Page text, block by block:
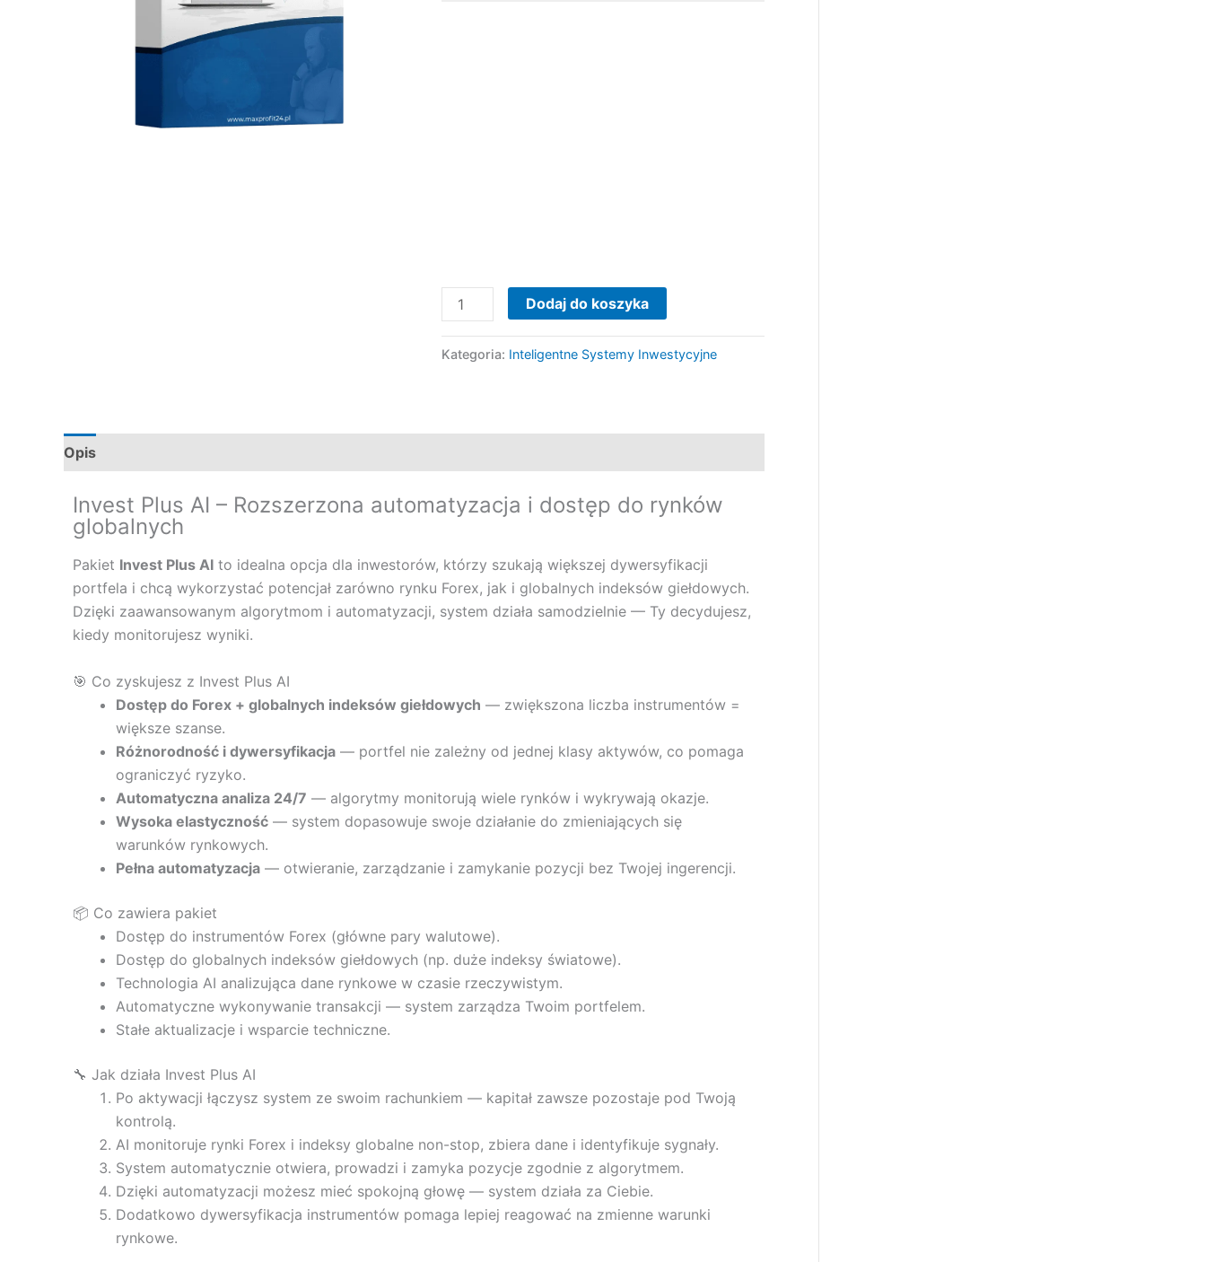
Dodaj do koszyka
Kategoria: Inteligentne Systemy Inwestycyjne
Opis
Invest Plus AI – Rozszerzona automatyzacja i dostęp do rynków
globalnych
Pakiet Invest Plus AIto idealna opcja dla inwestorów, którzy szukają większej dywersyfikacji
portfela i chcą wykorzystać potencjał zarówno rynku Forex, jak i globalnych indeksów giełdowych.
Dzięki zaawansowanym algorytmom i automatyzacji, system działa samodzielnie — Ty decydujesz,
kiedy monitorujesz wyniki.
🎯 Co zyskujesz z Invest Plus AI
Dostęp do Forex + globalnych indeksów giełdowych — zwiększona liczba instrumentów =
większe szanse.
Różnorodność i dywersyfikacja— portfel nie zależny od jednej klasy aktywów, co pomaga
ograniczyć ryzyko.
Automatyczna analiza 24/7 — algorytmy monitorują wiele rynków i wykrywają okazje.
Wysoka elastyczność— system dopasowuje swoje działanie do zmieniających się
warunków rynkowych.
Pełna automatyzacja— otwieranie, zarządzanie i zamykanie pozycji bez Twojej ingerencji.
📦 Co zawiera pakiet
Dostęp do instrumentów Forex (główne pary walutowe).
Dostęp do globalnych indeksów giełdowych (np. duże indeksy światowe).
Technologia AI analizująca dane rynkowe w czasie rzeczywistym.
Automatyczne wykonywanie transakcji — system zarządza Twoim portfelem.
Stałe aktualizacje i wsparcie techniczne.
🔧 Jak działa Invest Plus AI
Po aktywacji łączysz system ze swoim rachunkiem — kapitał zawsze pozostaje pod Twoją
kontrolą.
AI monitoruje rynki Forex i indeksy globalne non-stop, zbiera dane i identyfikuje sygnały.
System automatycznie otwiera, prowadzi i zamyka pozycje zgodnie z algorytmem.
Dzięki automatyzacji możesz mieć spokojną głowę — system działa za Ciebie.
Dodatkowo dywersyfikacja instrumentów pomaga lepiej reagować na zmienne warunki
rynkowe.